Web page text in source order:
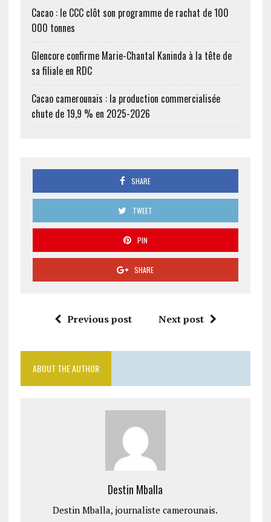
Cacao : le CCC clôt son programme de rachat de 100
000 tonnes
Glencore confirme Marie-Chantal Kaninda à la tête de
sa filiale en RDC
Cacao camerounais : la production commercialisée
chute de 19,9 % en 2025-2026
SHARE
TWEET
PIN
SHARE
Previous post Next post
ABOUT THE AUTHOR
Destin Mballa
Destin Mballa, journaliste camerounais.